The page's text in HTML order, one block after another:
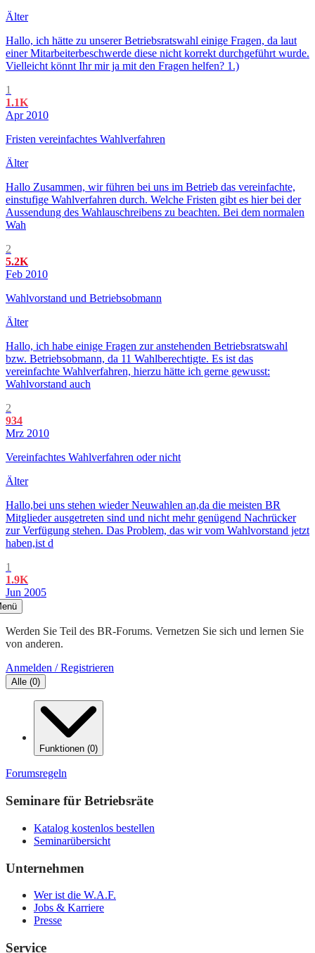
Älter
Hallo, ich hätte zu unserer Betriebsratswahl einige Fragen, da laut
einer Mitarbeiterbeschwerde diese nicht korrekt durchgeführt wurde.
Vielleicht könnt Ihr mir ja mit den Fragen helfen? 1.)
1
1.1K
Apr 2010
Fristen vereinfachtes Wahlverfahren
Älter
Hallo Zusammen, wir führen bei uns im Betrieb das vereinfachte,
einstufige Wahlverfahren durch. Welche Fristen gibt es hier bei der
Aussendung des Wahlauschreibens zu beachten. Bei dem normalen
Wah
2
5.2K
Feb 2010
Wahlvorstand und Betriebsobmann
Älter
Hallo, ich habe einige Fragen zur anstehenden Betriebsratswahl
bzw. Betriebsobmann, da 11 Wahlberechtigte. Es ist das
vereinfachte Wahlverfahren, hierzu hätte ich gerne gewusst:
Wahlvorstand auch
2
934
Mrz 2010
Vereinfachtes Wahlverfahren oder nicht
Älter
Hallo,bei uns stehen wieder Neuwahlen an,da die meisten BR
Mitglieder ausgetreten sind und nicht mehr genügend Nachrücker
zur Verfügung stehen. Das Problem, das wir vom Wahlvorstand jetzt
haben,ist d
1
1.9K
Jun 2005
Werden Sie Teil des BR-Forums. Vernetzen Sie sich und lernen Sie
von anderen.
Anmelden / Registrieren
Alle (0)
Funktionen (0)
Forumsregeln
Seminare für Betriebsräte
Katalog kostenlos bestellen
Seminarübersicht
Unternehmen
Wer ist die W.A.F.
Jobs & Karriere
Presse
Service